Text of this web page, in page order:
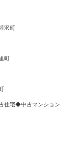
町
宅◆中古マンション